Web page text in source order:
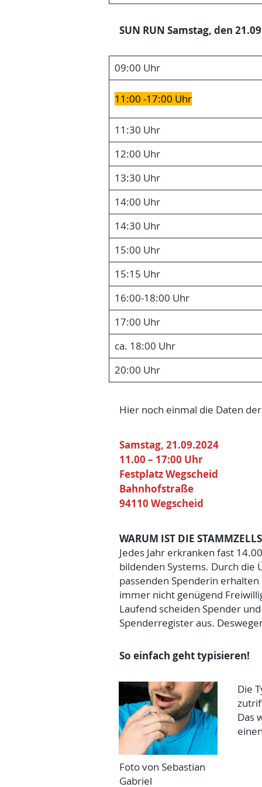
SUN RUN Samstag, den
09:00 Uhr
11:00 -17:00 Uhr
11:30 Uhr
12:00 Uhr
13:30 Uhr
14:00 Uhr
14:30 Uhr
15:00 Uhr
15:15 Uhr
16:00-18:00 Uhr
17:00 Uhr
ca. 18:00 Uhr
20:00 Uhr
Hier noch einmal die Daten
Samstag, 21.09.2024
11.00 – 17:00 Uhr
Festplatz Wegscheid
Bahnhofstraße
94110 Wegscheid
WARUM IST DIE
Jedes Jahr erkranken fast
bildenden Systems. Durch die
passenden Spenderin
immer nicht genügend
Laufend scheiden Spender
Spenderregister aus.
So einfach geht typisieren!
Foto von Sebastian
Gabriel
Die
Das